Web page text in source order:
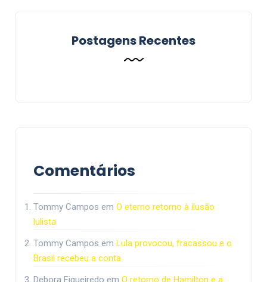
Postagens Recentes
Comentários
Tommy Campos em O eterno retorno à ilusão
lulista
Tommy Campos em Lula provocou, fracassou e o
Brasil recebeu a conta
Debora Figueiredo em O retorno de Hamilton e a